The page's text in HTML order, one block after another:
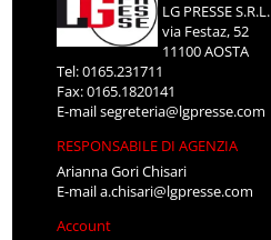
LG PRESSE S.R.L.
via Festaz, 52
11100 AOSTA
Tel: 0165.231711
Fax: 0165.1820141
E-mailsegreteria@lgpresse.com
RESPONSABILE DI AGENZIA
Arianna Gori Chisari
E-maila.chisari@lgpresse.com
Account